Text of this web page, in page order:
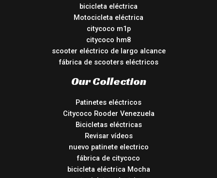
bicicleta eléctrica
Motocicleta eléctrica
citycoco m1p
citycoco hm8
scooter eléctrico de largo alcance
fábrica de scooters eléctricos
Our Collection
Patinetes eléctricos
Citycoco Rooder Venezuela
Bicicletas eléctricas
Revisar vídeos
nuevo patinete electrico
fábrica de citycoco
bicicleta eléctrica Mocha